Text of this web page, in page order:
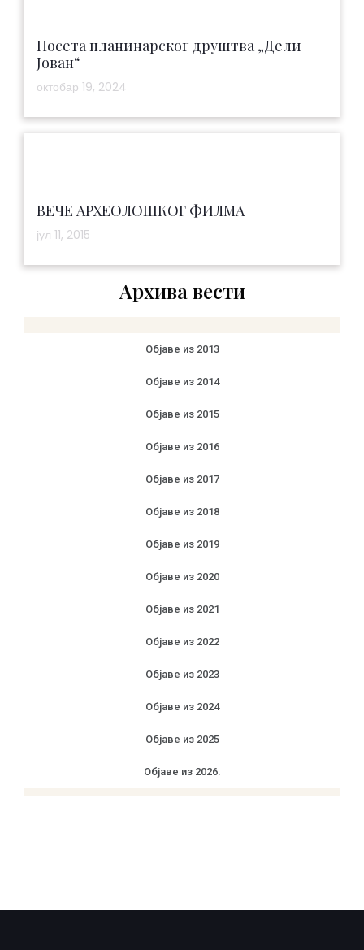
Посета планинарског друштва „Дели
Јован“
октобар 19, 2024
ВЕЧЕ АРХЕОЛОШКОГ ФИЛМА
јул 11, 2015
Архива вести
Објаве из 2013
Објаве из 2014
Објаве из 2015
Објаве из 2016
Објаве из 2017
Објаве из 2018
Објаве из 2019
Објаве из 2020
Објаве из 2021
Објаве из 2022
Објаве из 2023
Објаве из 2024
Објаве из 2025
Објаве из 2026.